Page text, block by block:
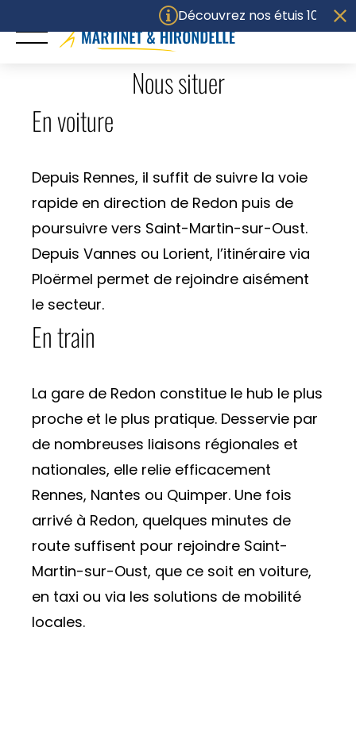
Découvrez nos étuis 100%
PACKAGING
SAVOIR-FAIRE
ENGAGEMENTS
Chiffres clés
Marchés
ACTUALITÉS
Contact
Recrutement
Nous situer
En voiture
Depuis Rennes, il suffit de suivre la voie
rapide en direction de Redon puis de
poursuivre vers Saint-Martin-sur-Oust.
Depuis Vannes ou Lorient, l’itinéraire via
Ploërmel permet de rejoindre aisément
le secteur.
En train
La gare de Redon constitue le hub le plus
proche et le plus pratique. Desservie par
de nombreuses liaisons régionales et
nationales, elle relie efficacement
Rennes, Nantes ou Quimper. Une fois
arrivé à Redon, quelques minutes de
route suffisent pour rejoindre Saint-
Martin-sur-Oust, que ce soit en voiture,
en taxi ou via les solutions de mobilité
locales.
Panneau de gestion des cookies